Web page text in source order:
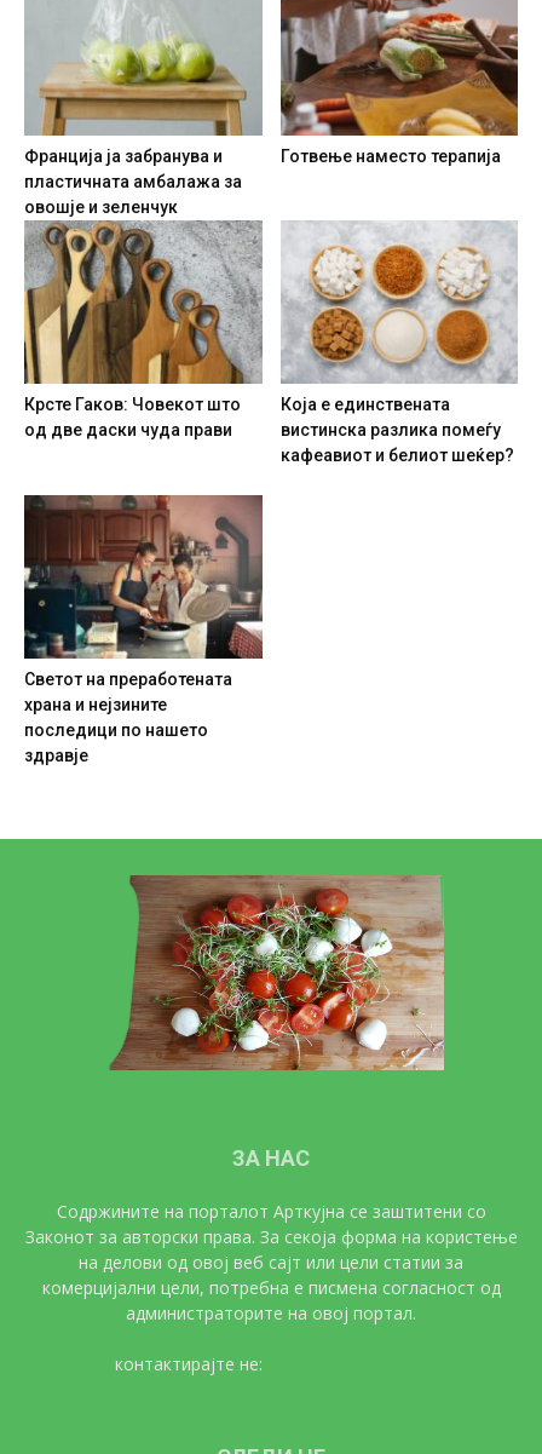
Франција ја забранува и
пластичната амбалажа за
овошје и зеленчук
Готвење наместо терапија
Крсте Гаков: Човекот што
од две даски чуда прави
Која е единствената
вистинска разлика помеѓу
кафеавиот и белиот шеќер?
Светот на преработената
храна и нејзините
последици по нашето
здравје
ЗА НАС
Содржините на порталот Арткујна се заштитени со
Законот за авторски права. За секоја форма на користење
на делови од овој веб сајт или цели статии за
комерцијални цели, потребна е писмена согласност од
администраторите на овој портал.
контактирајте не: